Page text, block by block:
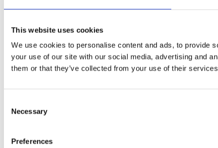
This website uses cookies
We use cookies to personalise content and ads, to provide
your use of our site with our social media, advertising and
them or that they’ve collected from your use of their
Selection
Necessary
Preferences